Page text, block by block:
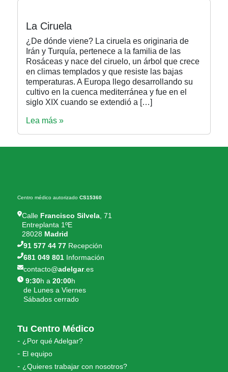
La Ciruela
¿De dónde viene? La ciruela es originaria de
Irán y Turquía, pertenece a la familia de las
Rosáceas y nace del ciruelo, un árbol que crece
en climas templados y que resiste las bajas
temperaturas. A Europa llego desarrollando su
cultivo en la cuenca mediterránea y fue en el
siglo XIX cuando se extendió a […]
Lea más »
Centro médico autorizadoCS15360
Calle Francisco Silvela, 71
Entreplanta 1ºE
28028 Madrid
91 577 44 77 Recepción
681 049 801 Información
contacto@adelgar.es
9:30h a20:00h
de Lunes a Viernes
Sábados cerrado
Tu Centro Médico
¿Por qué Adelgar?
El equipo
¿Quieres trabajar con nosotros?